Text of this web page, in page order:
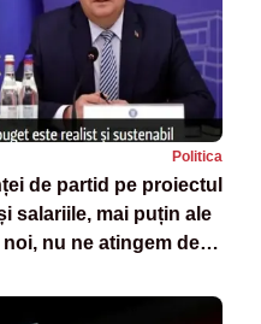
Politica
de partid pe proiectul
salariile, mai puțin ale
nu ne atingem de